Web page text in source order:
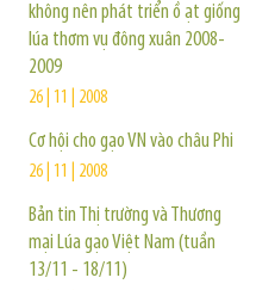
không nên phát triển ồ ạt giống
lúa thơm vụ đông xuân 2008-
2009
26 | 11 | 2008
Cơ hội cho gạo VN vào châu Phi
26 | 11 | 2008
Bản tin Thị trường và Thương
mại Lúa gạo Việt Nam (tuần
13/11 - 18/11)